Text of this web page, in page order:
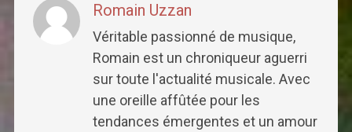
Romain Uzzan
Véritable passionné de musique,
Romain est un chroniqueur aguerri
sur toute l'actualité musicale. Avec
une oreille affûtée pour les
tendances émergentes et un amour